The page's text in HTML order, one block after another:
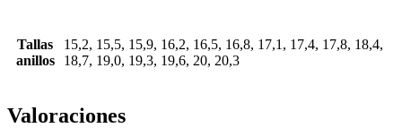
Tallas
anillos
15,2, 15,5, 15,9, 16,2, 16,5, 16,8, 17,1, 17,4, 17,8, 18,4,
18,7, 19,0, 19,3, 19,6, 20, 20,3
Valoraciones